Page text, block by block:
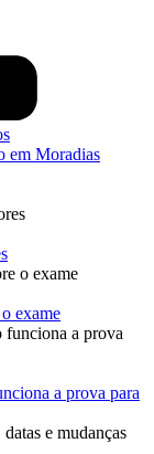
em Moradias
exame
a prova para